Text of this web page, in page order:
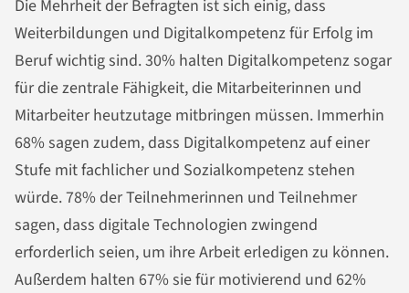
Die Mehrheit der Befragten ist sich einig, dass
Weiterbildungen und Digitalkompetenz für Erfolg im
Beruf wichtig sind. 30% halten Digitalkompetenz sogar
für die zentrale Fähigkeit, die Mitarbeiterinnen und
Mitarbeiter heutzutage mitbringen müssen. Immerhin
68% sagen zudem, dass Digitalkompetenz auf einer
Stufe mit fachlicher und Sozialkompetenz stehen
würde. 78% der Teilnehmerinnen und Teilnehmer
sagen, dass digitale Technologien zwingend
erforderlich seien, um ihre Arbeit erledigen zu können.
Außerdem halten 67% sie für motivierend und 62%